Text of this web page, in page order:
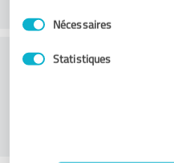
Sélection
du
Nécessaires
StatistiquesService